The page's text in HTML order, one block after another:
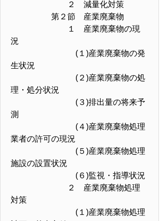
２ 減量化対策
第２節 産業廃棄物
１ 産業廃棄物の現
況
(１)産業廃棄物の発
生状況
(２)産業廃棄物の処
理・処分状況
(３)排出量の将来予
測
(４)産業廃棄物処理
業者の許可の現況
(５)産業廃棄物処理
施設の設置状況
(６)監視・指導状況
２ 産業廃棄物処理
対策
(１)産業廃棄物処理